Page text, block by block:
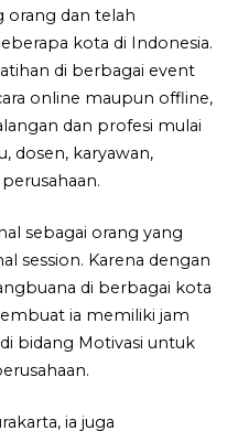
orang dan telah
kota di Indonesia.
di berbagai event
online maupun offline,
dan profesi mulai
dosen, karyawan,
sebagai orang yang
session. Karena dengan
di berbagai kota
ia memiliki jam
bidang Motivasi untuk
ia juga